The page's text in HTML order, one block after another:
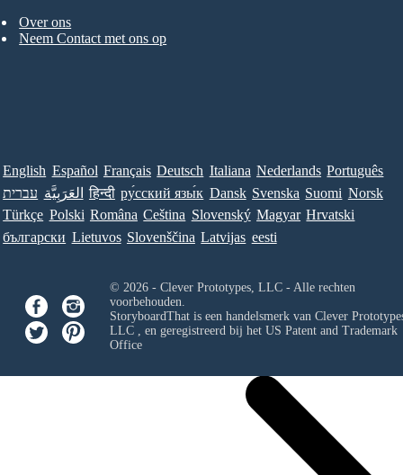
Over ons
Neem Contact met ons op
English Español Français Deutsch Italiana Nederlands Português
עברית العَرَبِيَّة हिन्दी ру́сский язы́к Dansk Svenska Suomi Norsk
Türkçe Polski Româna Ceština Slovenský Magyar Hrvatski
български Lietuvos Slovenščina Latvijas eesti
© 2026 - Clever Prototypes, LLC - Alle rechten
voorbehouden.
StoryboardThat is een handelsmerk van Clever
LLC, en geregistreerd bij het US Patent and Trademark
Office